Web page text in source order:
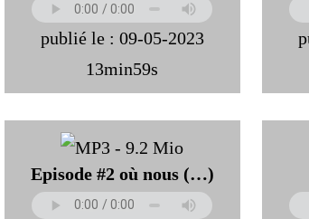
publié le : 09-05-2023
13min59s
Episode #2 où nous (…)